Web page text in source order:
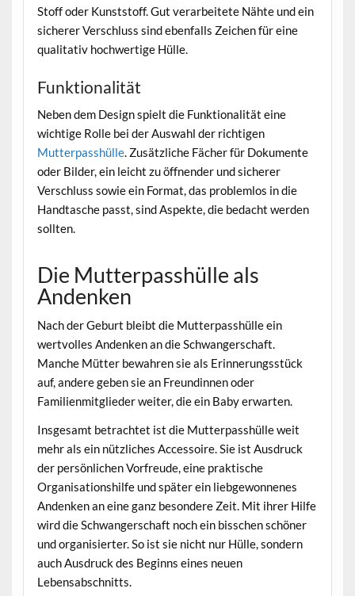
Stoff oder Kunststoff. Gut verarbeitete Nähte und ein
sicherer Verschluss sind ebenfalls Zeichen für eine
qualitativ hochwertige Hülle.
Funktionalität
Neben dem Design spielt die Funktionalität eine
wichtige Rolle bei der Auswahl der richtigen
Mutterpasshülle. Zusätzliche Fächer für Dokumente
oder Bilder, ein leicht zu öffnender und sicherer
Verschluss sowie ein Format, das problemlos in die
Handtasche passt, sind Aspekte, die bedacht werden
sollten.
Die Mutterpasshülle als
Andenken
Nach der Geburt bleibt die Mutterpasshülle ein
wertvolles Andenken an die Schwangerschaft.
Manche Mütter bewahren sie als Erinnerungsstück
auf, andere geben sie an Freundinnen oder
Familienmitglieder weiter, die ein Baby erwarten.
Insgesamt betrachtet ist die Mutterpasshülle weit
mehr als ein nützliches Accessoire. Sie ist Ausdruck
der persönlichen Vorfreude, eine praktische
Organisationshilfe und später ein liebgewonnenes
Andenken an eine ganz besondere Zeit. Mit ihrer Hilfe
wird die Schwangerschaft noch ein bisschen schöner
und organisierter. So ist sie nicht nur Hülle, sondern
auch Ausdruck des Beginns eines neuen
Lebensabschnitts.